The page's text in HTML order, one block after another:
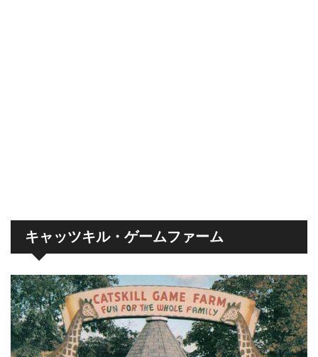
キャッツキル・ゲームファーム